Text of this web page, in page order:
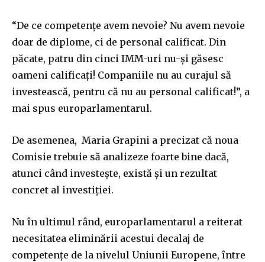
“De ce competențe avem nevoie? Nu avem nevoie
doar de diplome, ci de personal calificat. Din
păcate, patru din cinci IMM-uri nu-și găsesc
oameni calificați! Companiile nu au curajul să
investească, pentru că nu au personal calificat!”, a
mai spus europarlamentarul.
De asemenea, Maria Grapini a precizat că noua
Comisie trebuie să analizeze foarte bine dacă,
atunci când investește, există și un rezultat
concret al investiției.
Nu în ultimul rând, europarlamentarul a reiterat
necesitatea eliminării acestui decalaj de
competențe de la nivelul Uniunii Europene, între